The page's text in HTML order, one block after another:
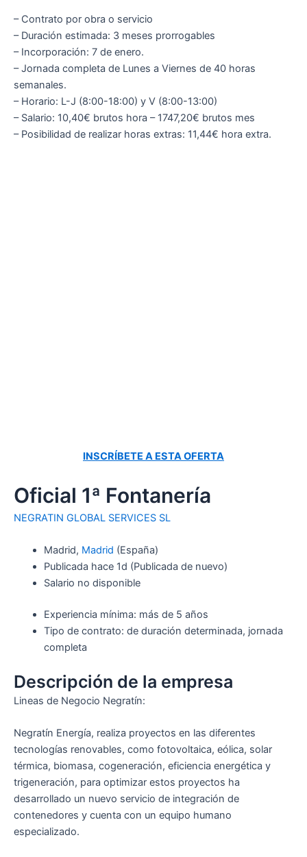
– Contrato por obra o servicio
– Duración estimada: 3 meses prorrogables
– Incorporación: 7 de enero.
– Jornada completa de Lunes a Viernes de 40 horas
semanales.
– Horario: L-J (8:00-18:00) y V (8:00-13:00)
– Salario: 10,40€ brutos hora – 1747,20€ brutos mes
– Posibilidad de realizar horas extras: 11,44€ hora extra.
INSCRÍBETE A ESTA OFERTA
Oficial 1ª Fontanería
NEGRATIN GLOBAL SERVICES SL
Madrid, Madrid (España)
Publicada hace 1d (Publicada de nuevo)
Salario no disponible
Experiencia mínima: más de 5 años
Tipo de contrato: de duración determinada, jornada
completa
Descripción de la empresa
Lineas de Negocio Negratín:
Negratín Energía, realiza proyectos en las diferentes
tecnologías renovables, como fotovoltaica, eólica, solar
térmica, biomasa, cogeneración, eficiencia energética y
trigeneración, para optimizar estos proyectos ha
desarrollado un nuevo servicio de integración de
contenedores y cuenta con un equipo humano
especializado.